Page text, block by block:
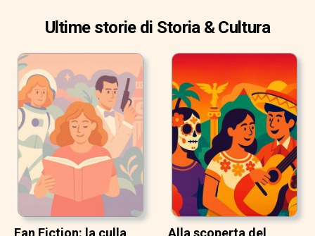
Ultime storie di Storia & Cultura
Fan Fiction: la culla Alla scoperta del